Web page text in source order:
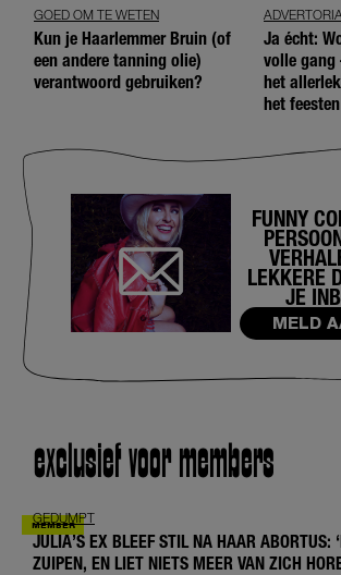
GOED OM TE WETEN
Kun je Haarlemmer Bruin (of
een andere tanning olie)
verantwoord gebruiken?
Ja écht:
volle gang
het
het feesten
FUNNY
LEKKERE
JE
MELD
exclusief voor members
GEDUMPT
JULIA’S EX BLEEF STIL NA HAAR ABORTUS:
ZUIPEN, EN LIET NIETS MEER VAN ZICH